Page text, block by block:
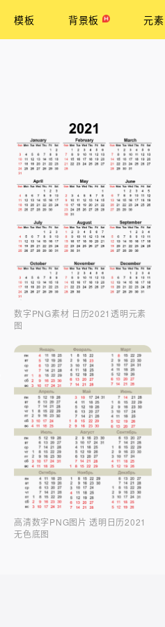
模板 背景板 元素
数字PNG素材 日历2021透明元素
图
高清数字PNG图片 透明日历2021
无色底图